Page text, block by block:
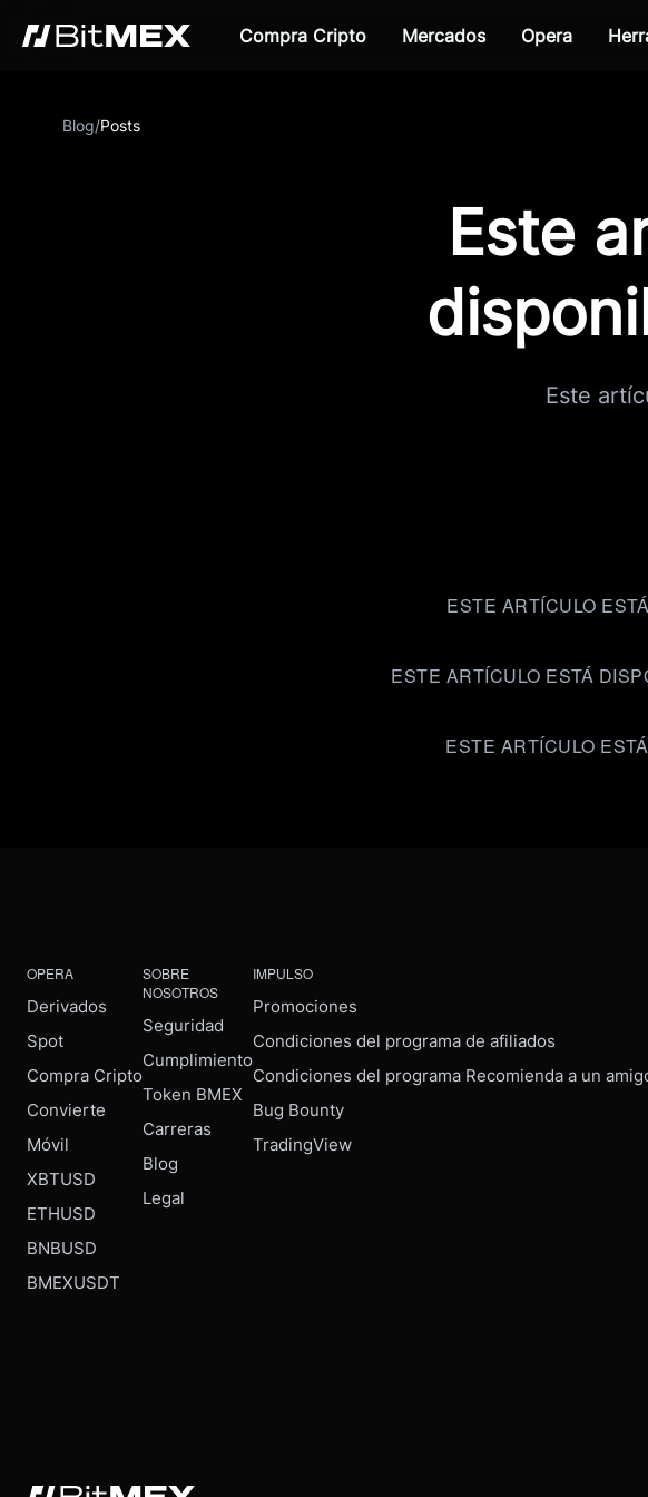
Compra Cripto Mercados Opera
Blog/Posts
Este
Este
ESTE ARTÍCULO
ESTE ARTÍCULO ESTÁ
ESTE ARTÍCULO
OPERA
Derivados
Spot
Compra Cripto
Convierte
Móvil
XBTUSD
ETHUSD
BNBUSD
BMEXUSDT
SOBRE
NOSOTROS
Seguridad
Cumplimiento
Token BMEX
Carreras
Blog
Legal
IMPULSO
Promociones
Condiciones del programa de afiliados
Condiciones del programa Recomienda a un
Bug Bounty
TradingView